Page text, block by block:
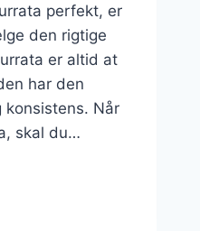
perfekt, er
den rigtige
er altid at
har den
konsistens. Når
skal du…